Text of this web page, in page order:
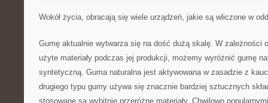
Wokół życia, obracają się wiele urządzeń, jakie są wliczone w
Gumę aktualnie wytwarza się na dość dużą skalę. W zależności
użyte materiały podczas jej produkcji, możemy wyróżnić gumę
syntetyczną. Guma naturalna jest aktywowana w zasadzie z
drugiego typu gumy używa się znacznie bardziej sztucznych
stosowane są wybitnie przeróżne materiały. Chwilowo